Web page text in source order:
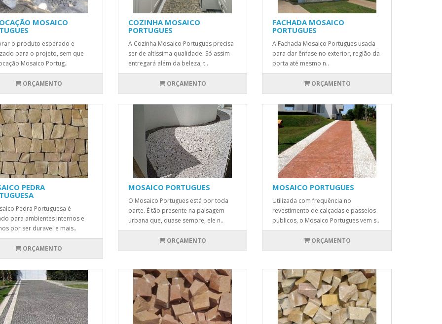
MOSAICO
o produto esperado e
para o projeto, sem que
Mosaico Portug..
ORÇAMENTO
COZINHA MOSAICO
PORTUGUES
A Cozinha Mosaico Portugues precisa
ser de altíssima qualidade. Só assim
entregará além da beleza, t..
ORÇAMENTO
FACHADA MOSAICO
PORTUGUES
A Fachada Mosaico Portugues usada
para dar ênfase no exterior, região da
porta até mesmo n..
ORÇAMENTO
PEDRA
Pedra Portuguesa é
para ambientes internos e
por ser duravel e mais..
ORÇAMENTO
MOSAICO PORTUGUES
O Mosaico Portugues está por toda
parte. É tão presente na paisagem
urbana que, quase sempre, ele n..
ORÇAMENTO
MOSAICO PORTUGUES
Utilizada com frequência no
revestimento de calçadas e passeios
públicos, o Mosaico Portugues vem s..
ORÇAMENTO